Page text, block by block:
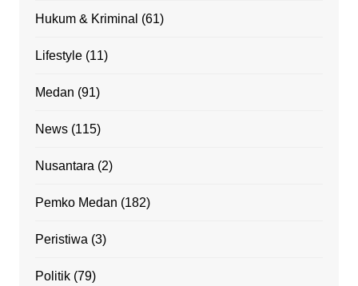
Hukum & Kriminal (61)
Lifestyle(11)
Medan (91)
News(115)
Nusantara (2)
Pemko Medan (182)
Peristiwa (3)
Politik(79)